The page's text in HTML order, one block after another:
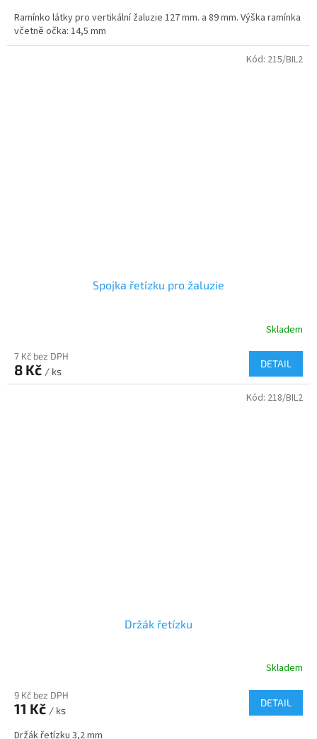
Ramínko látky pro vertikální žaluzie 127 mm. a 89 mm. Výška ramínka
včetně očka: 14,5 mm
Spojka řetízku pro žaluzie
Skladem
7 Kč bez DPH
8 Kč / ks
DETAIL
Kód: 215/BIL2
Držák řetízku
Skladem
9 Kč bez DPH
11 Kč / ks
DETAIL
Držák řetízku 3,2 mm
Kód: 218/BIL2